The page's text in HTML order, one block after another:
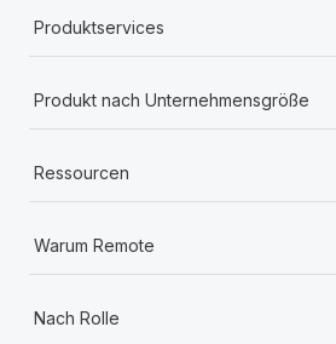
Produktservices
Produkt nach Unternehmensgröße
Ressourcen
Warum Remote
Nach Rolle